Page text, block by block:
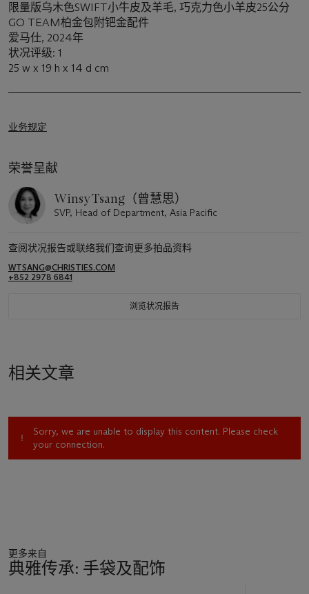
限量版乌木色SWIFT小牛皮及羊毛, 巧克力色小羊皮25公分
GO TEAM柏金包附钯金配件
爱马仕, 2024年
状况评级: 1
25 w x 19 h x 14 d cm
业务规定
荣誉呈献
Winsy Tsang（曾慧思）
SVP, Head of Department, Asia Pacific
查阅状况报告或联络我们查询更多拍品资料
WTSANG@CHRISTIES.COM
+852 2978 6841
浏览状况报告
相关文章
Sorry, we are unable to display this content. Please check
your connection.
更多来自
典雅传承: 手袋及配饰